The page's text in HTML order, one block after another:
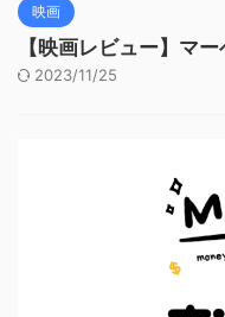
映画
【映画レビュー】マ
2023/11/25